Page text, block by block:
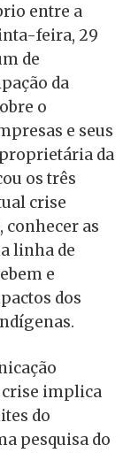
entre a
feira, 29
de
da
o
e seus
da
os três
crise
as
linha de
e
dos
implica
do
pesquisa do